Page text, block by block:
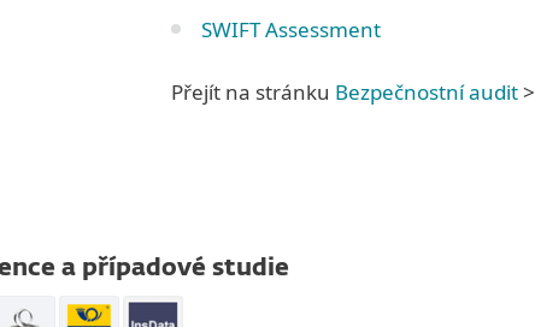
SWIFT Assessment
Přejít na stránku Bezpečnostní audit>
a případové studie